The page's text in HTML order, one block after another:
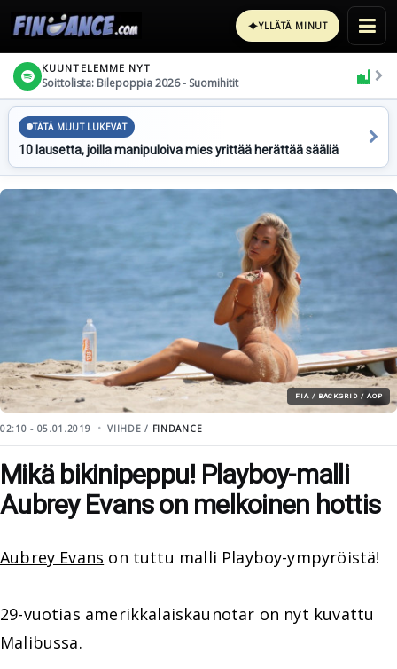
✦YLLÄTÄ MINUT
KUUNTELEMME NYT
Soittolista: Bilepoppia 2026 - Suomihitit
TÄTÄ MUUT LUKEVAT
10 lausetta, joilla manipuloiva mies yrittää herättää sääliä
FIA / BACKGRID / AOP
02:10 - 05.01.2019 VIIHDE / FINDANCE
Mikä bikinipeppu! Playboy-malli
Aubrey Evans on melkoinen hottis
Aubrey Evans on tuttu malli Playboy-ympyröistä!
29-vuotias amerikkalaiskaunotar on nyt kuvattu
Malibussa.